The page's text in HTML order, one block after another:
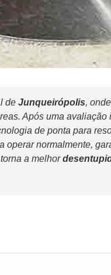
de Junqueirópolis,
Após uma
de ponta para
operar normalmente,
a melhor